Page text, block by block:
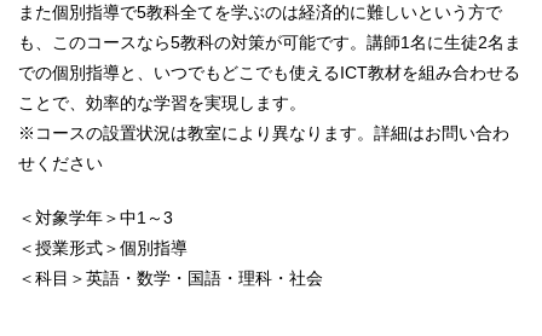
また個別指導で5教科全てを学ぶのは経済的に難しいという方で
も、このコースなら5教科の対策が可能です。講師1名に生徒2名ま
での個別指導と、いつでもどこでも使えるICT教材を組み合わせる
ことで、効率的な学習を実現します。
※コースの設置状況は教室により異なります。詳細はお問い合わ
せください
＜対象学年＞中1～3
＜授業形式＞個別指導
＜科目＞英語・数学・国語・理科・社会